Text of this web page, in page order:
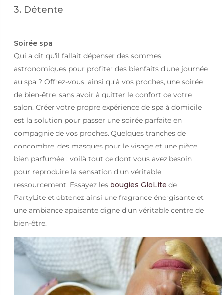
3. Détente
Soirée spa
Qui a dit qu'il fallait dépenser des sommes
astronomiques pour profiter des bienfaits d'une journée
au spa ? Offrez-vous, ainsi qu'à vos proches, une soirée
de bien-être, sans avoir à quitter le confort de votre
salon. Créer votre propre expérience de spa à domicile
est la solution pour passer une soirée parfaite en
compagnie de vos proches. Quelques tranches de
concombre, des masques pour le visage et une pièce
bien parfumée : voilà tout ce dont vous avez besoin
pour reproduire la sensation d'un véritable
ressourcement. Essayez lesbougies GloLite de
PartyLite et obtenez ainsi une fragrance énergisante et
une ambiance apaisante digne d'un véritable centre de
bien-être.